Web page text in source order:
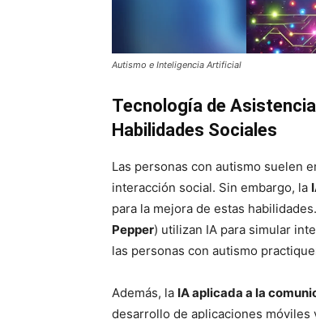
Autismo e Inteligencia Artificial
Tecnología de
Habilidades Sociales
Las personas con autismo suelen
interacción social. Sin embargo, la
para la mejora de estas
Pepper) utilizan IA para simular
las personas con autismo
Además, la IA aplicada a la
desarrollo de aplicaciones móviles